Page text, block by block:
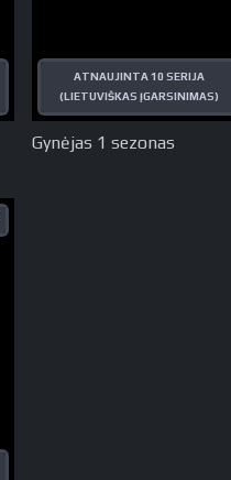
Gynėjas 1 sezonas
ATNAUJINTA 10 SERIJA
(LIETUVIŠKAS ĮGARSINIMAS)